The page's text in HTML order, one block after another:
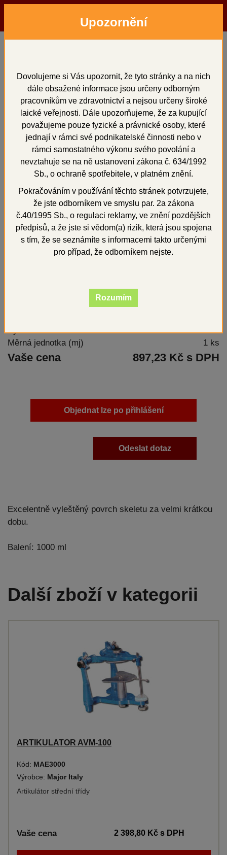
Hledat Přihlásit
SHERADAN 1000 ml
+
Výrobce
SHERA
Měrná jednotka (mj)
1 ks
Vaše cena 897,23 Kč s DPH
Objednat lze po přihlášení
Odeslat dotaz
Excelentně vyleštěný povrch skeletu za velmi krátkou
dobu.
Balení: 1000 ml
Další zboží v kategorii
ARTIKULATOR AVM-100
Kód: MAE3000
Výrobce: Major Italy
Artikulátor střední třídy
Vaše cena 2 398,80 Kčs DPH
Upozornění
Dovolujeme si Vás upozornit, že tyto stránky a na nich
dále obsažené informace jsou určeny odborným
pracovníkům ve zdravotnictví a nejsou určeny široké
laické veřejnosti. Dále upozorňujeme, že za kupující
považujeme pouze fyzické a právnické osoby, které
jednají v rámci své podnikatelské činnosti nebo v
rámci samostatného výkonu svého povolání a
nevztahuje se na ně ustanovení zákona č. 634/1992
Sb., o ochraně spotřebitele, v platném znění.
Pokračováním v používání těchto stránek potvrzujete,
že jste odborníkem ve smyslu par. 2a zákona
č.40/1995 Sb., o regulaci reklamy, ve znění pozdějších
předpisů, a že jste si vědom(a) rizik, která jsou spojena
s tím, že se seznámíte s informacemi takto určenými
pro případ, že odborníkem nejste.
Rozumím